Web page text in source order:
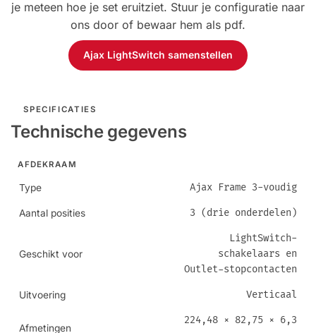
je meteen hoe je set eruitziet. Stuur je configuratie naar
ons door of bewaar hem als pdf.
Ajax LightSwitch samenstellen
SPECIFICATIES
Technische gegevens
AFDEKRAAM
Type Ajax Frame 3-voudig
Aantal posities 3 (drie onderdelen)
Geschikt voor
LightSwitch-
schakelaars en
Outlet-stopcontacten
Uitvoering Verticaal
Afmetingen
224,48 × 82,75 × 6,3